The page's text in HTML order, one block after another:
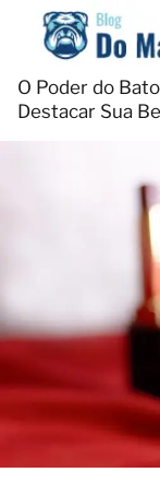
O Poder do
Destacar Sua